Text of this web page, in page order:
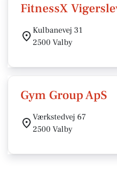
FitnessX
Kulbanevej 31
2500 Valby
Gym Group ApS
Værkstedvej 67
2500 Valby